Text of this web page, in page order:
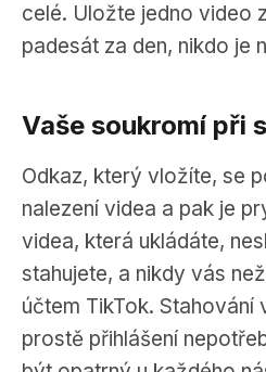
celé. Uložte jedno video
padesát za den, nikdo je
Vaše soukromí při
Odkaz, který vložíte, se
nalezení videa a pak je
videa, která ukládáte,
stahujete, a nikdy vás
účtem TikTok. Stahování
prostě přihlášení